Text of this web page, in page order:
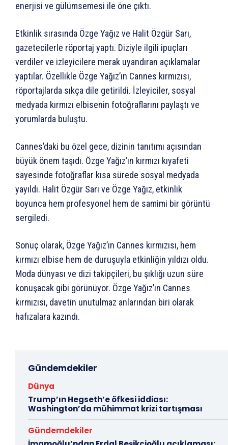
enerjisi ve gülümsemesi ile öne çıktı.
Etkinlik sırasında Özge Yağız ve Halit Özgür Sarı,
gazetecilerle röportaj yaptı. Diziyle ilgili ipuçları
verdiler ve izleyicilere merak uyandıran açıklamalar
yaptılar. Özellikle Özge Yağız’ın Cannes kırmızısı,
röportajlarda sıkça dile getirildi. İzleyiciler, sosyal
medyada kırmızı elbisenin fotoğraflarını paylaştı ve
yorumlarda buluştu.
Cannes’daki bu özel gece, dizinin tanıtımı açısından
büyük önem taşıdı. Özge Yağız’ın kırmızı kıyafeti
sayesinde fotoğraflar kısa sürede sosyal medyada
yayıldı. Halit Özgür Sarı ve Özge Yağız, etkinlik
boyunca hem profesyonel hem de samimi bir görüntü
sergiledi.
Sonuç olarak, Özge Yağız’ın Cannes kırmızısı, hem
kırmızı elbise hem de duruşuyla etkinliğin yıldızı oldu.
Moda dünyası ve dizi takipçileri, bu şıklığı uzun süre
konuşacak gibi görünüyor. Özge Yağız’ın Cannes
kırmızısı, davetin unutulmaz anlarından biri olarak
hafızalara kazındı.
Gündemdekiler
Dünya
Trump’ın Hegseth’e öfkesi iddiası:
Washington’da mühimmat krizi tartışması
Gündemdekiler